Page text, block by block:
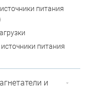
питания
питания
и